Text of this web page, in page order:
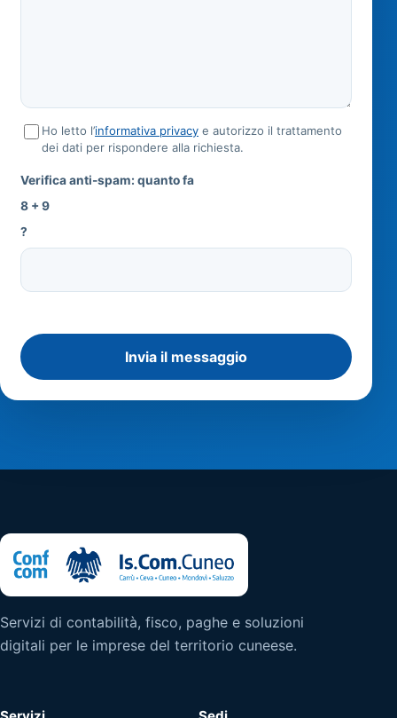
Ho letto l’informativa privacy e autorizzo il trattamento
dei dati per rispondere alla richiesta.
Verifica anti-spam: quanto fa
8 + 9
?
Invia il messaggio
Servizi di contabilità, fisco, paghe e soluzioni
digitali per le imprese del territorio cuneese.